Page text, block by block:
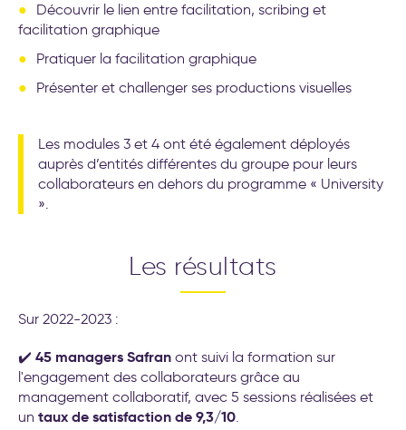
Découvrir le lien entre facilitation, scribing et
facilitation graphique
Pratiquer la facilitation graphique
Présenter et challenger ses productions visuelles
Les modules 3 et 4 ont été également déployés
auprès d’entités différentes du groupe pour leurs
collaborateurs en dehors du programme « University
».
Les résultats
Sur 2022-2023 :
✔️ 45 managers Safran ont suivi la formation sur
l'engagement des collaborateurs grâce au
management collaboratif, avec 5 sessions réalisées et
un taux de satisfaction de 9,3/10.